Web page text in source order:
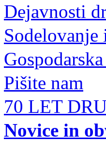
Dejavnosti
Pišite nam
70 LET
Novice in